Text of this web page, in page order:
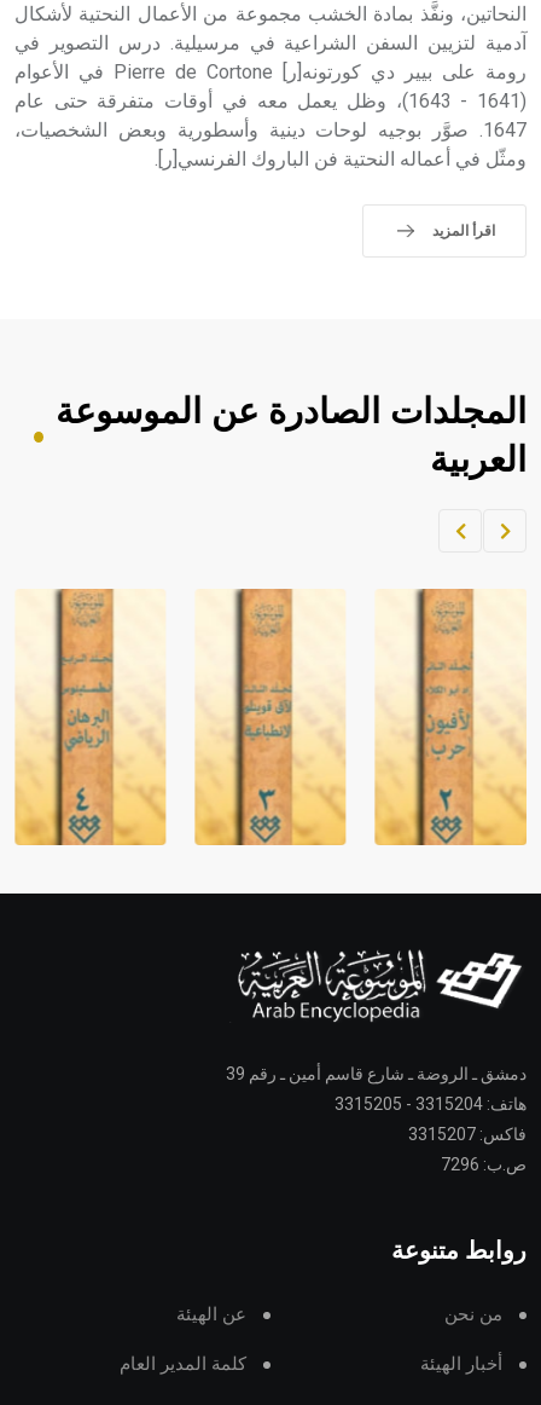
النحاتين، ونفَّذ بمادة الخشب مجموعة من الأعمال النحتية لأشكال
آدمية لتزيين السفن الشراعية في مرسيلية. درس التصوير في
رومة على بيير دي كورتونه[ر] Pierre de Cortone في الأعوام
(1641 - 1643)، وظل يعمل معه في أوقات متفرقة حتى عام
1647. صوَّر بوجيه لوحات دينية وأسطورية وبعض الشخصيات،
ومثّل في أعماله النحتية فن الباروك الفرنسي[ر].
اقرأ المزيد
المجلدات الصادرة عن الموسوعة
العربية
دمشق ـ الروضة ـ شارع قاسم أمين ـ رقم 39
هاتف: 3315204 - 3315205
فاكس: 3315207
ص.ب: 7296
روابط متنوعة
من نحن عن الهيئة
أخبار الهيئة كلمة المدير العام